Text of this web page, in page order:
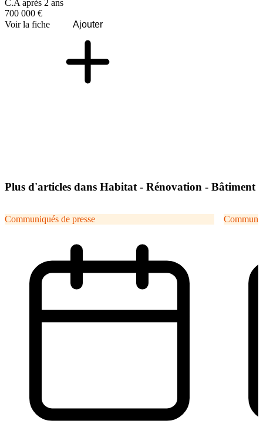
C.A après 2 ans
700 000 €
Voir la fiche
Ajouter
Plus d'articles dans Habitat - Rénovation - Bâtiment
Communiqués de presse